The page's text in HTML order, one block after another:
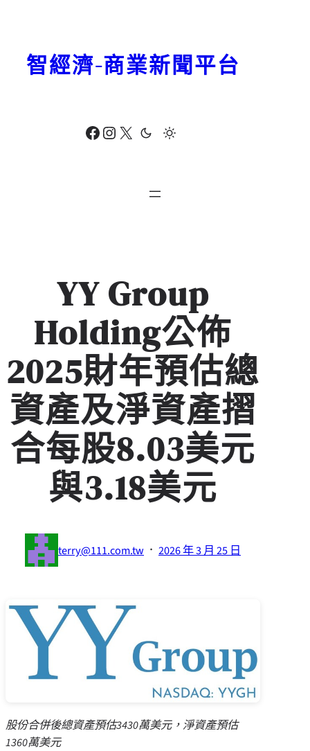
Facebook Instagram X
智經濟-商業新聞平台
YY Group
Holding公佈
2025財年預估總
資產及淨資產摺
合每股8.03美元
與3.18美元
terry@111.com.tw · 2026 年 3 月 25 日
股份合併後總資產預估3430萬美元，淨資產預估
1360萬美元